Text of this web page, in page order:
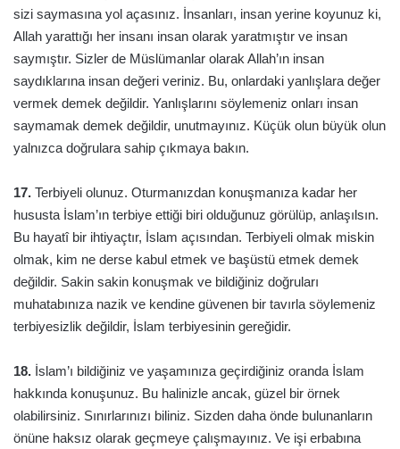
sizi saymasına yol açasınız. İnsanları, insan yerine koyunuz ki,
Allah yarattığı her insanı insan olarak yaratmıştır ve insan
saymıştır. Sizler de Müslümanlar olarak Allah’ın insan
saydıklarına insan değeri veriniz. Bu, onlardaki yanlışlara değer
vermek demek değildir. Yanlışlarını söylemeniz onları insan
saymamak demek değildir, unutmayınız. Küçük olun büyük olun
yalnızca doğrulara sahip çıkmaya bakın.
17. Terbiyeli olunuz. Oturmanızdan konuşmanıza kadar her
hususta İslam’ın terbiye ettiği biri olduğunuz görülüp, anlaşılsın.
Bu hayatî bir ihtiyaçtır, İslam açısından. Terbiyeli olmak miskin
olmak, kim ne derse kabul etmek ve başüstü etmek demek
değildir. Sakin sakin konuşmak ve bildiğiniz doğruları
muhatabınıza nazik ve kendine güvenen bir tavırla söylemeniz
terbiyesizlik değildir, İslam terbiyesinin gereğidir.
18. İslam’ı bildiğiniz ve yaşamınıza geçirdiğiniz oranda İslam
hakkında konuşunuz. Bu halinizle ancak, güzel bir örnek
olabilirsiniz. Sınırlarınızı biliniz. Sizden daha önde bulunanların
önüne haksız olarak geçmeye çalışmayınız. Ve işi erbabına